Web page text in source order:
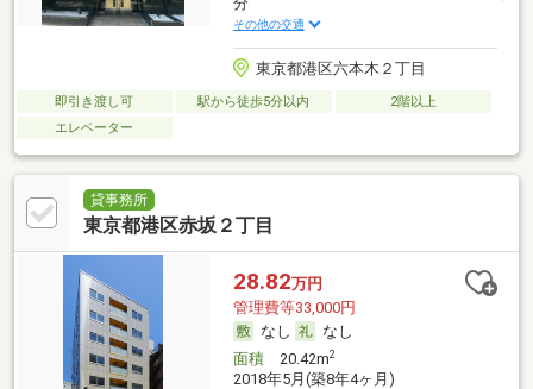
その他の交通
東京都港区六本木２丁目
即引き渡し可 駅から徒歩5分以内
2階以上
エレベーター
貸事務所
東京都港区赤坂２丁目
28.82万円
管理費等33,000円
なし
なし
面積20.42m2
2018年5月(築8年4ヶ月)